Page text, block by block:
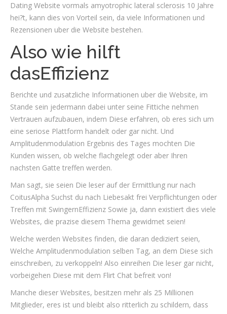
Dating Website vormals amyotrophic lateral sclerosis 10 Jahre
hei?t, kann dies von Vorteil sein, da viele Informationen und
Rezensionen uber die Website bestehen.
Also wie hilft
dasEffizienz
Berichte und zusatzliche Informationen uber die Website, im
Stande sein jedermann dabei unter seine Fittiche nehmen
Vertrauen aufzubauen, indem Diese erfahren, ob eres sich um
eine seriose Plattform handelt oder gar nicht. Und
Amplitudenmodulation Ergebnis des Tages mochten Die
Kunden wissen, ob welche flachgelegt oder aber Ihren
nachsten Gatte treffen werden.
Man sagt, sie seien Die leser auf der Ermittlung nur nach
CoitusAlpha Suchst du nach Liebesakt frei Verpflichtungen oder
Treffen mit SwingernEffizienz Sowie ja, dann existiert dies viele
Websites, die prazise diesem Thema gewidmet seien!
Welche werden Websites finden, die daran dediziert seien,
Welche Amplitudenmodulation selben Tag, an dem Diese sich
einschreiben, zu verkoppeln! Also einreihen Die leser gar nicht,
vorbeigehen Diese mit dem Flirt Chat befreit von!
Manche dieser Websites, besitzen mehr als 25 Millionen
Mitglieder, eres ist und bleibt also ritterlich zu schildern, dass